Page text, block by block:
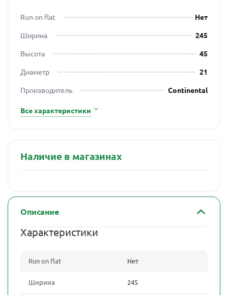
Run on flat
Нет
Ширина
245
Высота
45
Диаметр
21
Производитель
Continental
Все характеристики
Наличие в магазинах
Описание
Характеристики
Run on flat Нет
Ширина 245